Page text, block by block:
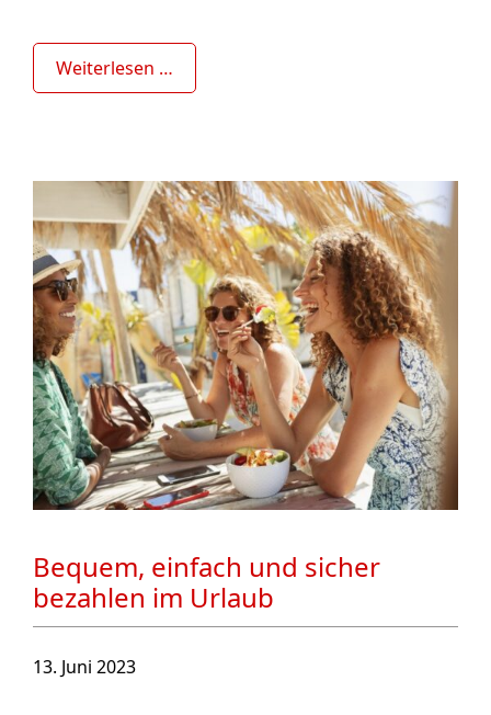
Weiterlesen …
Bequem, einfach und sicher
bezahlen im Urlaub
13. Juni 2023